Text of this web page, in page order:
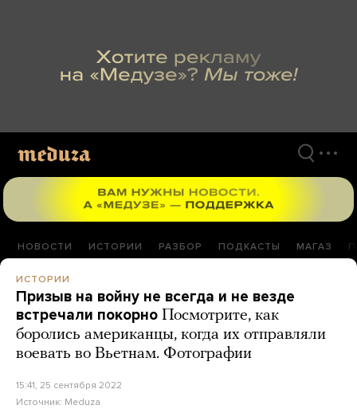
НОВОСТИ ИСТОРИИ РАЗБОР ПОДКАСТЫ МАГАЗ
ИСТОРИИ
Призыв на войну не всегда и не везде
встречали покорно Посмотрите, как
боролись американцы, когда их отправляли
воевать во Вьетнам. Фотографии
15:41, 25 сентября 2022
Источник: Meduza